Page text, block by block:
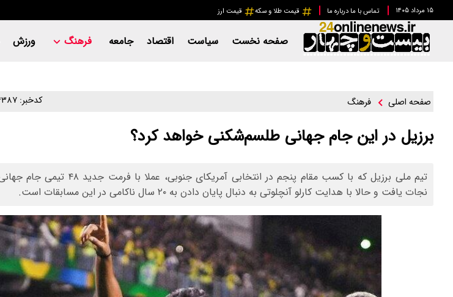
۱۵ مرداد ۱۴۰۵ تماس با ما درباره ما قیمت طلا و سکه قیمت ارز
صفحه نخست سیاست اقتصاد جامعه فرهنگ ورزش
صفحه اصلی فرهنگ کدخبر: ۵۴۳۸۷
برزیل در این جام جهانی طلسم‌شکنی خواهد کرد؟
نجات یافت و حالا با هدایت کارلو آنچلوتی به دنبال پایان دادن به ۲۰ سال ناکامی در این مسابقات است.